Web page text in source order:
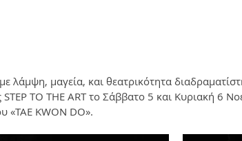
λάμψη, μαγεία, και θεατρικότητα
TO THE ART το Σάββατο 5 και Κυριακή 6
KWON DO».